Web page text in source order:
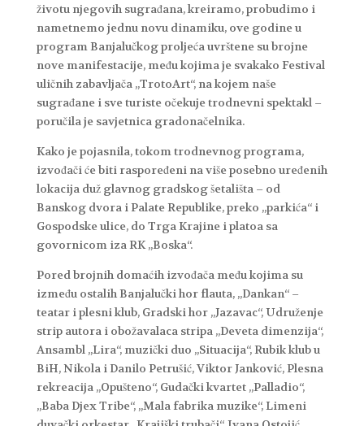
životu njegovih sugrađana, kreiramo, probudimo i
nametnemo jednu novu dinamiku, ove godine u
program Banjalučkog proljeća uvrštene su brojne
nove manifestacije, među kojima je svakako Festival
uličnih zabavljača „TrotoArt“, na kojem naše
sugrađane i sve turiste očekuje trodnevni spektakl –
poručila je savjetnica gradonačelnika.
Kako je pojasnila, tokom trodnevnog programa,
izvođači će biti raspoređeni na više posebno uređenih
lokacija duž glavnog gradskog šetališta – od
Banskog dvora i Palate Republike, preko „parkića“ i
Gospodske ulice, do Trga Krajine i platoa sa
govornicom iza RK „Boska“.
Pored brojnih domaćih izvođača među kojima su
između ostalih Banjalučki hor flauta, „Dankan“ –
teatar i plesni klub, Gradski hor „Jazavac“, Udruženje
strip autora i obožavalaca stripa „Deveta dimenzija“,
Ansambl „Lira“, muzički duo „Situacija“, Rubik klub u
BiH, Nikola i Danilo Petrušić, Viktor Janković, Plesna
rekreacija „Opušteno“, Gudački kvartet „Palladio“,
„Baba Djex Tribe“, „Mala fabrika muzike“, Limeni